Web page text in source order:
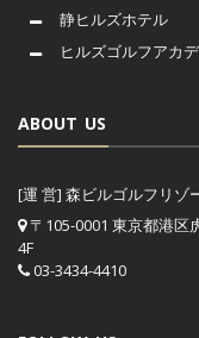
静ヒルズホテル
ヒルズゴルフアカ
ABOUT US
[運 営] 森ビルゴルフリゾ
〒105-0001 東京都港区
4F
03-3434-4410